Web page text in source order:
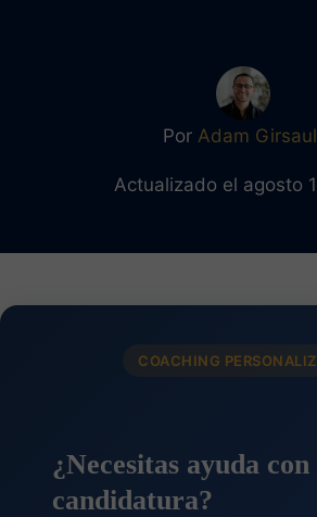
Por Adam
Actualizado el agosto
COACHING
¿Necesitas ayuda
candidatura?